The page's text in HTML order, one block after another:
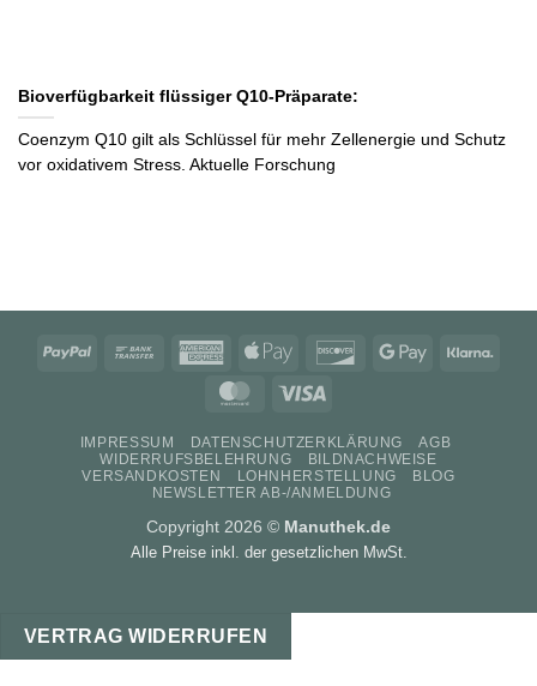
Bioverfügbarkeit flüssiger Q10-Präparate:
Coenzym Q10 gilt als Schlüssel für mehr Zellenergie und Schutz
vor oxidativem Stress. Aktuelle Forschung
PayPal
Bank
American
Express
Apple
DiscoverGoogle
MasterCard
IMPRESSUM DATENSCHUTZERKLÄRUNG
AGB
WIDERRUFSBELEHRUNG
BILDNACHWEISE
VERSANDKOSTEN
LOHNHERSTELLUNG
BLOG
NEWSLETTER AB-/ANMELDUNG
Copyright 2026 © Manuthek.de
Alle Preise inkl. der gesetzlichen MwSt.
VERTRAG WIDERRUFEN